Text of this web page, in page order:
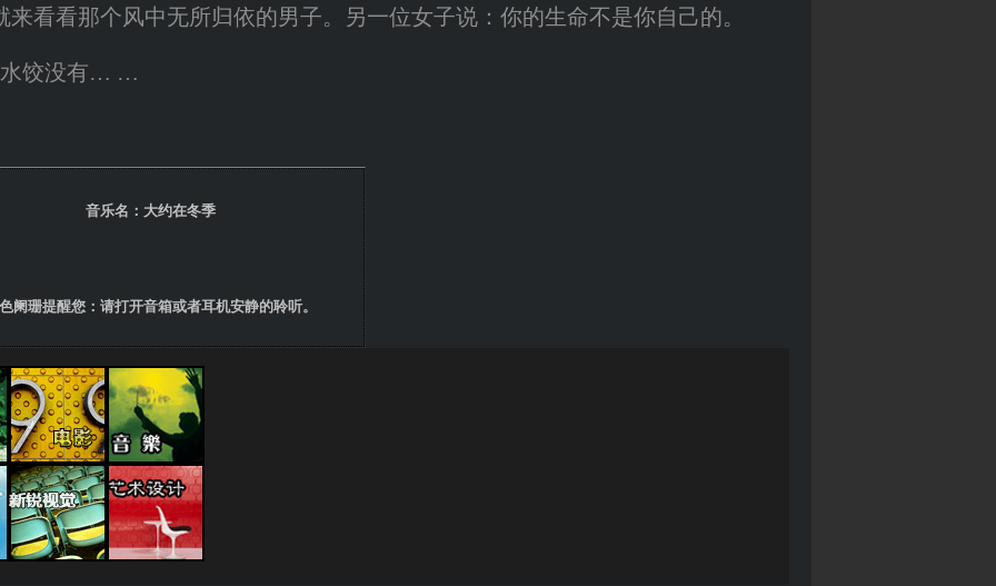
看那个风中无所归依的男子。另一位女子说：你的生命不是你自己的。
饺没有… …
音乐名：大约在冬季
阑珊提醒您：请打开音箱或者耳机安静的聆听。